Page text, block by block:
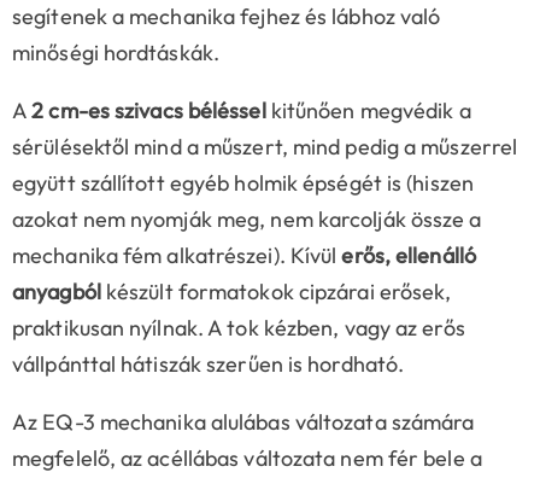
segítenek a mechanika fejhez és lábhoz való
minőségi hordtáskák.
A2 cm-es szivacs béléssel kitűnően megvédik a
sérülésektől mind a műszert, mind pedig a műszerrel
együtt szállított egyéb holmik épségét is (hiszen
azokat nem nyomják meg, nem karcolják össze a
mechanika fém alkatrészei). Kívülerős, ellenálló
anyagbólkészült formatokok cipzárai erősek,
praktikusan nyílnak. A tok kézben, vagy az erős
vállpánttal hátiszák szerűen is hordható.
Az EQ-3 mechanika alulábas változata számára
megfelelő, az acéllábas változata nem fér bele a